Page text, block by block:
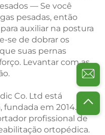
— Se você
pesadas, então
auxiliar na postura
se de dobrar os
suas pernas
Levantar com as
Co. Ltd está
fundada em 2014.
profissional de
ortopédica.